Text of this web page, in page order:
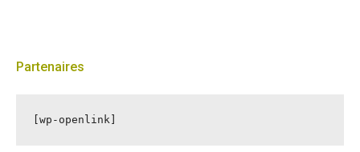
Partenaires
[wp-openlink]